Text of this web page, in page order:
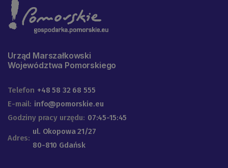
Urząd Marszałkowski
Województwa Pomorskiego
Telefon +48 58 32 68 555
E-mail: info@pomorskie.eu
Godziny pracy urzędu: 07:45-15:45
Adres:
ul. Okopowa 21/27
80-810 Gdańsk